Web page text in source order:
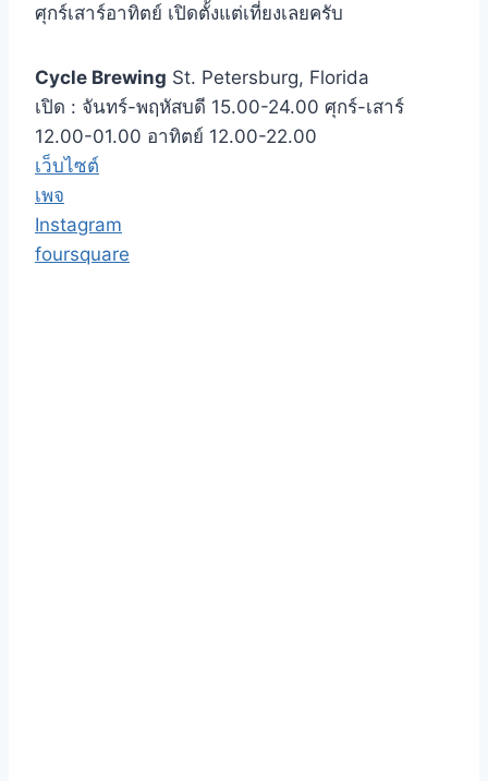
ศุกร์เสาร์อาทิตย์ เปิดตั้งแต่เที่ยงเลยครับ
Cycle Brewing St. Petersburg, Florida
เปิด : จันทร์-พฤหัสบดี 15.00-24.00 ศุกร์-เสาร์
12.00-01.00 อาทิตย์ 12.00-22.00
เว็บไซต์
เพจ
Instagram
foursquare